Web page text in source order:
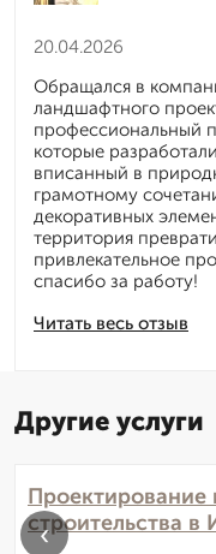
20.04.2026
Читать весь отзыв
Обращался в
ландшафтного
профессиональный
которые
вписанный в
грамотному
декоративных
территория
привлекательное
спасибо за работу!
Другие услуги
Проектирование
строительства в
‹